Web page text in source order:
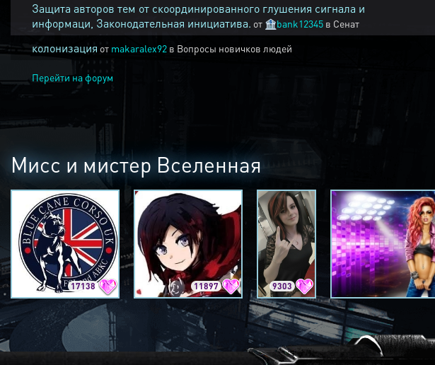
Защита авторов тем от скоординированного глушения сигнала и
информаци, Законодательная инициатива. от 🏦bank12345 в Сенат
колонизация от makaralex92 в Вопросы новичков людей
Перейти на форум
Мисс и мистер Вселенная
17138 11897 9303